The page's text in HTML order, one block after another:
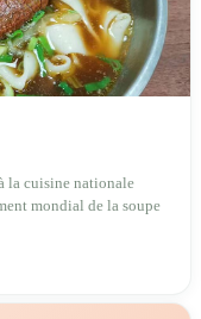
la cuisine nationale
mondial de la soupe